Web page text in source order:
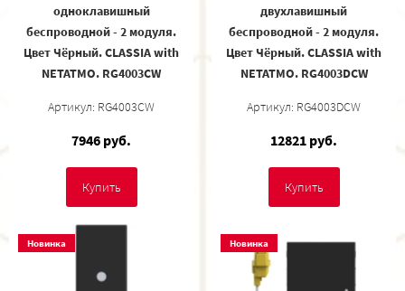
одноклавишный
беспроводной - 2 модуля.
Цвет Чёрный. CLASSIA with
NETATMO. RG4003CW
Артикул: RG4003CW
7946 руб.
Купить
двухлавишный
беспроводной - 2 модуля.
Цвет Чёрный. CLASSIA with
NETATMO. RG4003DCW
Артикул: RG4003DCW
12821 руб.
Купить
Новинка Новинка